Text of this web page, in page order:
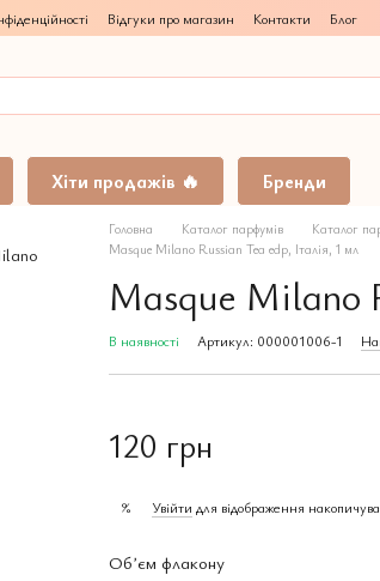
Відгуки про магазин Контакти Блог
Хіти продажів 🔥 Бренди
Головна Каталог парфумів Каталог
Masque Milano Russian Tea edp, Італія, 1 мл
Masque Milano
В наявності Артикул: 000001006-1
120 грн
% Увійти для відображення
Обʼєм флакону